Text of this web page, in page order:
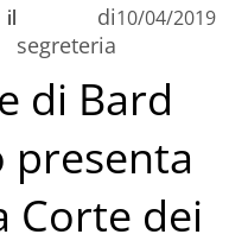
di
segreteria
il 10/04/2019
di Bard
presenta
Corte dei